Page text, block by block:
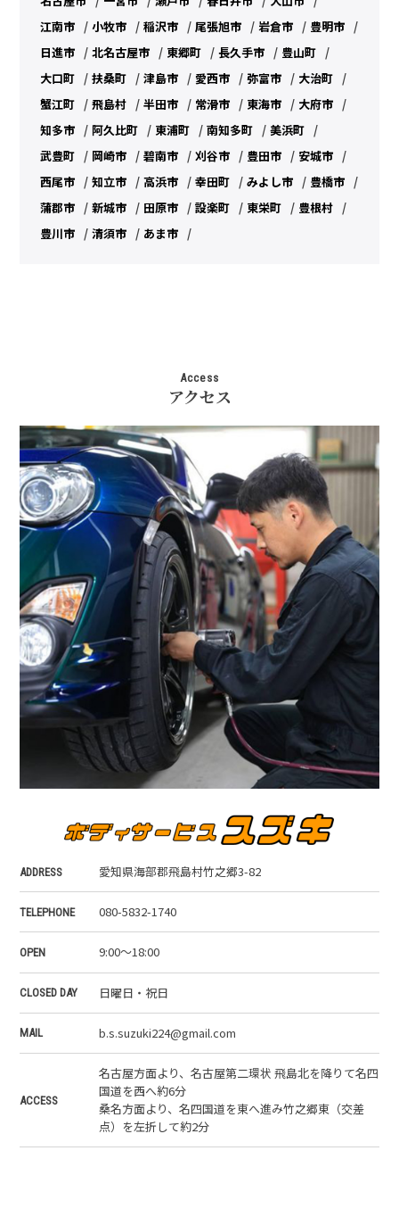
江南市
小牧市 稲沢市 尾張旭市 岩倉市
豊明市
日進市
北名古屋市 東郷町 長久手市
豊山町
大口町
扶桑町 津島市 愛西市 弥富市
大治町
蟹江町
飛島村 半田市 常滑市 東海市
大府市
知多市
阿久比町 東浦町 南知多町
美浜町
武豊町
岡崎市 碧南市 刈谷市 豊田市
安城市
西尾市
知立市 高浜市 幸田町 みよし市
豊橋市
蒲郡市
新城市 田原市 設楽町 東栄町
豊根村
豊川市
清須市 あま市
Access
アクセス
ADDRESS 愛知県海部郡飛島村竹之郷3-82
TELEPHONE 080-5832-1740
OPEN 9:00～18:00
CLOSED DAY 日曜日・祝日
MAIL b.s.suzuki224@gmail.com
ACCESS
名古屋方面より、名古屋第二環状 飛島北を降りて名四
国道を西へ約6分
桑名方面より、名四国道を東へ進み竹之郷東（交差
点）を左折して約2分